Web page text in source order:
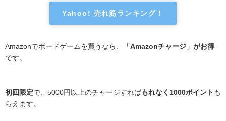
Yahoo! 売れ筋ランキング！
Amazonでボードゲームを買うなら、
「Amazonチャージ」がお得
です。
初回限定で、5000円以上のチャージすればもれなく1000ポイント も
らえます。